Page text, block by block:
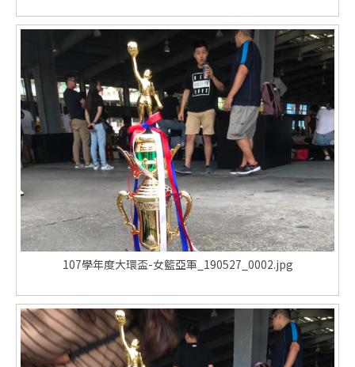
107學年度大環盃-女籃亞軍_190527_0002.jpg